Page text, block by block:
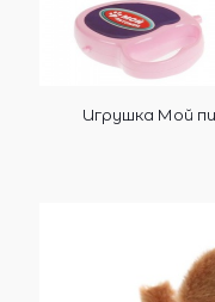
Игрушка Мой